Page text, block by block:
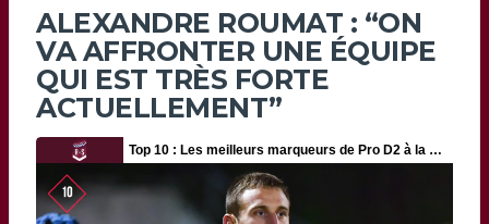
ALEXANDRE ROUMAT : “ON
VA AFFRONTER UNE ÉQUIPE
QUI EST TRÈS FORTE
ACTUELLEMENT”